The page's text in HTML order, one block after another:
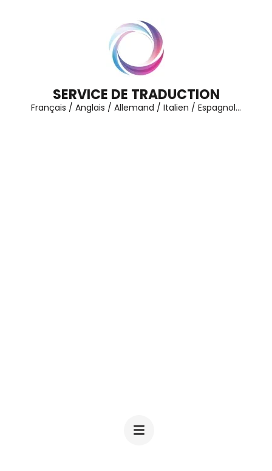
SERVICE DE TRADUCTION
Français / Anglais / Allemand / Italien / Espagnol…